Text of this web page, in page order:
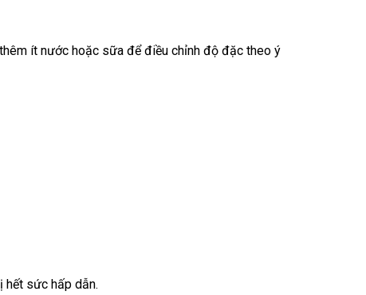
ít nước hoặc sữa để điều chỉnh độ đặc theo ý
hết sức hấp dẫn.